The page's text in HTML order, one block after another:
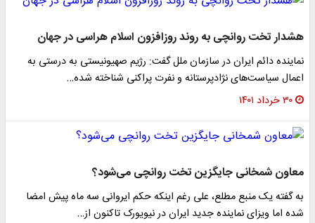
هشدار تخت روانچی به روند روزافزون اسلام‌ هراسی در جهان
نماینده دائم ایران در سازمان ملل گفت: رژیم صهیونیستی به درستی به
اعمال سیاست‌های نژادپرستانه و نفرت پراکنی شناخته شده…
۳۰ خرداد ۱۴۰۱
معاون شمخانی جایگزین تخت روانچی می‌شود؟
به گفته یک منبع مطلع، علی رغم اینکه حکم ایروانی سه ماه پیش امضا
شده اما ویزای نماینده جدید ایران در نیویورک تاکنون از…